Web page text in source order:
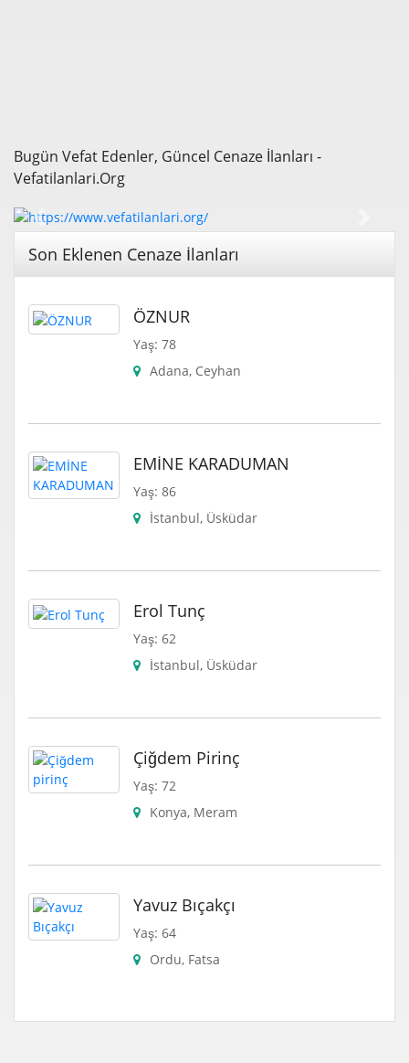
Bugün Vefat Edenler, Güncel Cenaze İlanları -
Vefatilanlari.org
Geri
Son Eklenen Cenaze İlanları
ÖZNUR
Yaş: 78
Adana, Ceyhan
EMİNE KARADUMAN
Yaş: 86
İstanbul, Üsküdar
Erol Tunç
Yaş: 62
İstanbul, Üsküdar
Çiğdem Pirinç
Yaş: 72
Konya, Meram
Yavuz Bıçakçı
Yaş: 64
Ordu, Fatsa